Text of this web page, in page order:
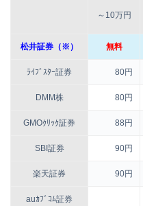
～10万円
松井証券（※） 無料
ﾗｲﾌﾞｽﾀｰ証券 80円
DMM株 80円
GMOｸﾘｯｸ証券 88円
SBI証券 90円
楽天証券 90円
auｶﾌﾞｺﾑ証券